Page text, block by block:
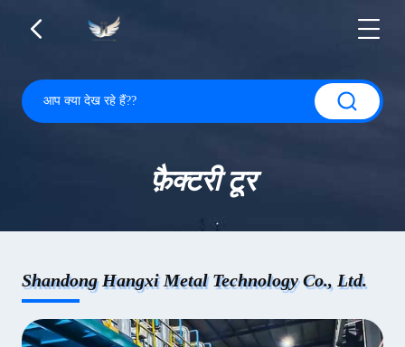
फ़ैक्टरी टूर
Shandong Hangxi Metal Technology Co., Ltd.